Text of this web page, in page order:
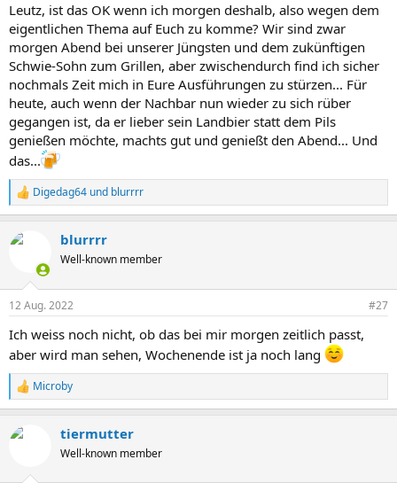
Leutz, ist das OK wenn ich morgen deshalb, also wegen dem
eigentlichen Thema auf Euch zu komme? Wir sind zwar
morgen Abend bei unserer Jüngsten und dem zukünftigen
Schwie-Sohn zum Grillen, aber zwischendurch find ich sicher
nochmals Zeit mich in Eure Ausführungen zu stürzen... Für
heute, auch wenn der Nachbar nun wieder zu sich rüber
gegangen ist, da er lieber sein Landbier statt dem Pils
genießen möchte, machts gut und genießt den Abend... Und
das...
R
e
k
e
:
Digedag64 und blurrrr
blurrrr
Well-known member
12 Aug. 2022 #27
Ich weiss noch nicht, ob das bei mir morgen zeitlich passt,
aber wird man sehen, Wochenende ist ja noch lang
R
e
k
Microby
tiermutter
Well-known member